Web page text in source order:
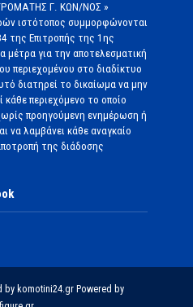
Γ. ΚΩΝ/ΝΟΣ »
ιστότοπος συμμορφώνονται
της Επιτροπής της 1ης
μέτρα για την αποτελεσματική
περιεχομένου στο διαδίκτυο
διατηρεί το δικαίωμα να μην
κάθε περιεχόμενο το οποίο
προηγούμενη ενημέρωση ή
να λαμβάνει κάθε αναγκαίο
της διάδοσης
komotini24.gr Powered by